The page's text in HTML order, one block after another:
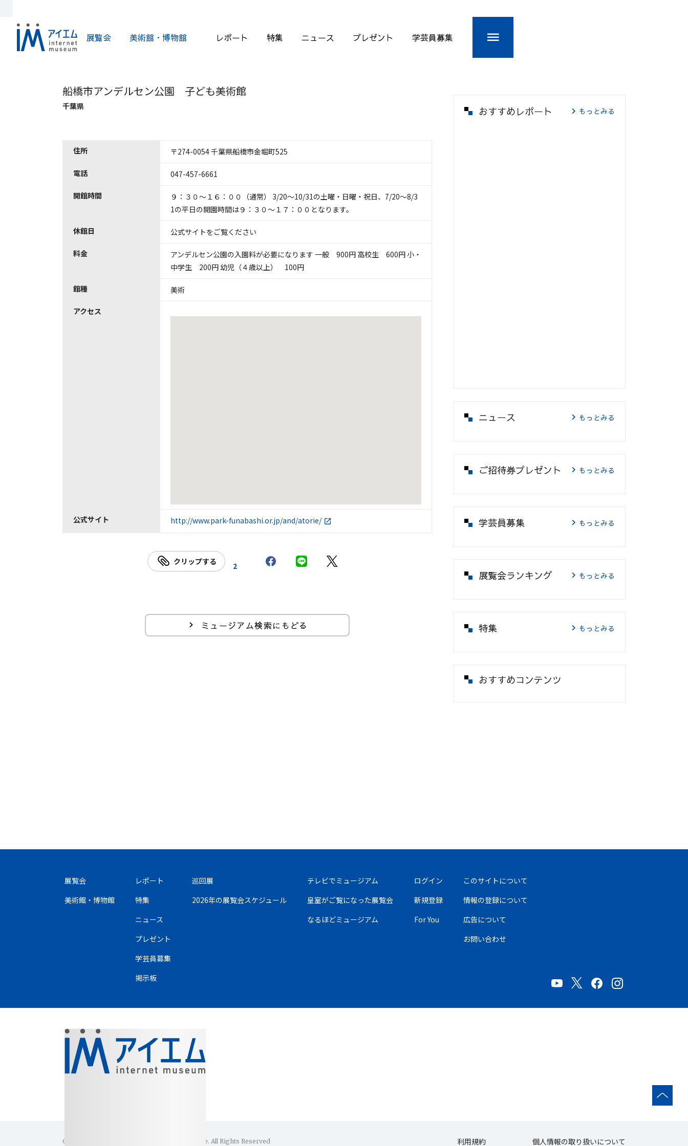
展覧会 美術館・博物館 レポート 特集 ニュース プレゼント 学芸員募集
船橋市アンデルセン公園 子ども美術館
千葉県
住所 〒274-0054 千葉県船橋市金堀町525
電話 047-457-6661
開館時間
９：３０～１６：００（通常） 3/20～10/31の土曜・日曜・祝日、7/20～8/3
1の平日の開園時間は９：３０～１７：００となります。
休館日 公式サイトをご覧ください
料金
アンデルセン公園の入園料が必要になります 一般 900円 高校生 600円 小・
中学生 200円 幼児（４歳以上） 100円
館種 美術
アクセス
公式サイト http://www.park-funabashi.or.jp/and/atorie/
クリップする 2
ミュージアム検索にもどる
おすすめレポート もっとみる
ニュース もっとみる
ご招待券プレゼント もっとみる
学芸員募集 もっとみる
展覧会ランキング もっとみる
特集 もっとみる
おすすめコンテンツ
展覧会
美術館・博物館
レポート
特集
ニュース
プレゼント
学芸員募集
掲示板
巡回展
2026年の展覧会スケジュール
テレビでミュージアム
皇室がご覧になった展覧会
なるほどミュージアム
ログイン
新規登録
For You
このサイトについて
情報の登録について
広告について
お問い合わせ
Copyright(C)1996-2026 Internet Museum Office. All Rights Reserved 利用規約 個人情報の取り扱いについて